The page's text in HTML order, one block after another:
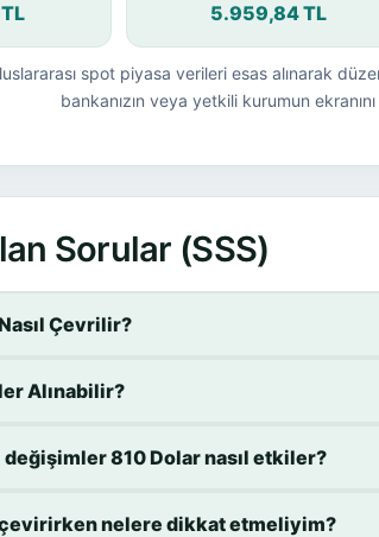
5.959,84 TL
spot piyasa verileri esas alınarak
bankanızın veya yetkili kurumun
Sorular (SSS)
Çevrilir?
Alınabilir?
810 Dolar nasıl etkiler?
nelere dikkat etmeliyim?